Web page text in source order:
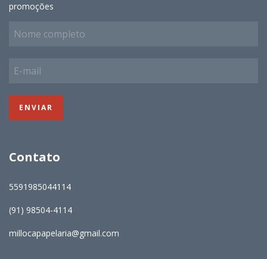
promoções
Contato
5591985044114
(91) 98504-4114
millocapapelaria@gmail.com